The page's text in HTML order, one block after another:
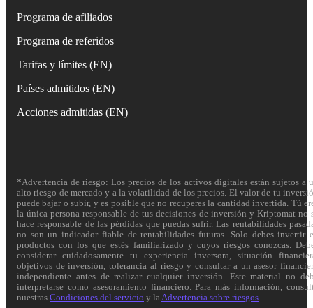
Programa de afiliados
Programa de referidos
Tarifas y límites (EN)
Países admitidos (EN)
Acciones admitidas (EN)
*Advertencia de riesgo: Los precios de los activos digitales están sujetos a
alto riesgo de mercado y a la volatilidad de los precios. El valor de tu
puede bajar o subir, y es posible que no recuperes la cantidad invertida. Tú
la única persona responsable de tus decisiones de inversión y Kriptomat no
hace responsable de las pérdidas que puedas sufrir. Las rentabilidades
no son un indicador fiable de rentabilidades futuras. Solo debes invertir
productos con los que estés familiarizado y cuyos riesgos conozcas.
considerar cuidadosamente tu experiencia inversora, situación
objetivos de inversión, tolerancia al riesgo y consultar a un asesor
independiente antes de realizar cualquier inversión. Este material no
interpretarse como asesoramiento financiero. Para más información,
nuestras Condiciones del servicio y la Advertencia sobre riesgos